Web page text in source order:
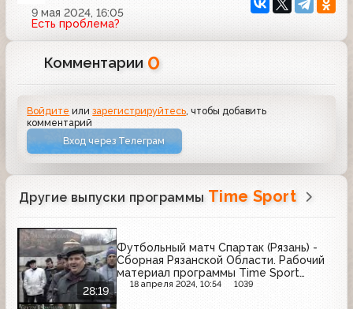
9 мая 2024, 16:05
Есть проблема?
Комментарии 0
Войдите илизарегистрируйтесь , чтобы добавить
комментарий
Вход через Телеграм
Другие выпуски программы Time Sport
28:19
Футбольный матч Спартак (Рязань) -
Сборная Рязанской Области. Рабочий
материал программы Time Sport
(СТС-35 канал (Рязань); 1996)
18 апреля 2024, 10:54 1039